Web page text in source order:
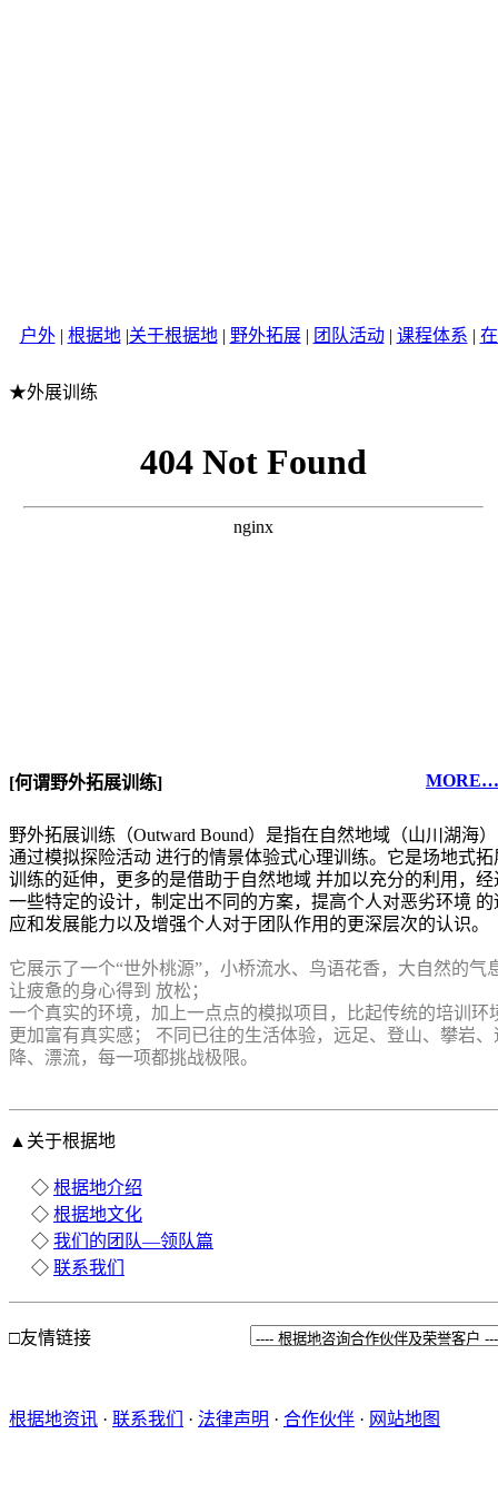
户外| 根据地|关于根据地| 野外拓展| 团队活动| 课程体系 |
★外展训练
[何谓野外拓展训练]
野外拓展训练（Outward Bound）是指在自然地域（山川湖海
通过模拟探险活动 进行的情景体验式心理训练。它是场地式拓
训练的延伸，更多的是借助于自然地域 并加以充分的利用，经
一些特定的设计，制定出不同的方案，提高个人对恶劣环境 的
应和发展能力以及增强个人对于团队作用的更深层次的认识。
它展示了一个“世外桃源”，小桥流水、鸟语花香，大自然的气
让疲惫的身心得到 放松；
一个真实的环境，加上一点点的模拟项目，比起传统的培训环
更加富有真实感； 不同已往的生活体验，远足、登山、攀岩、
降、漂流，每一项都挑战极限。
▲关于根据地
◇ 根据地介绍
◇ 根据地文化
◇ 我们的团队—领队篇
◇ 联系我们
□友情链接
根据地资讯 · 联系我们 · 法律声明 · 合作伙伴 · 网站地图